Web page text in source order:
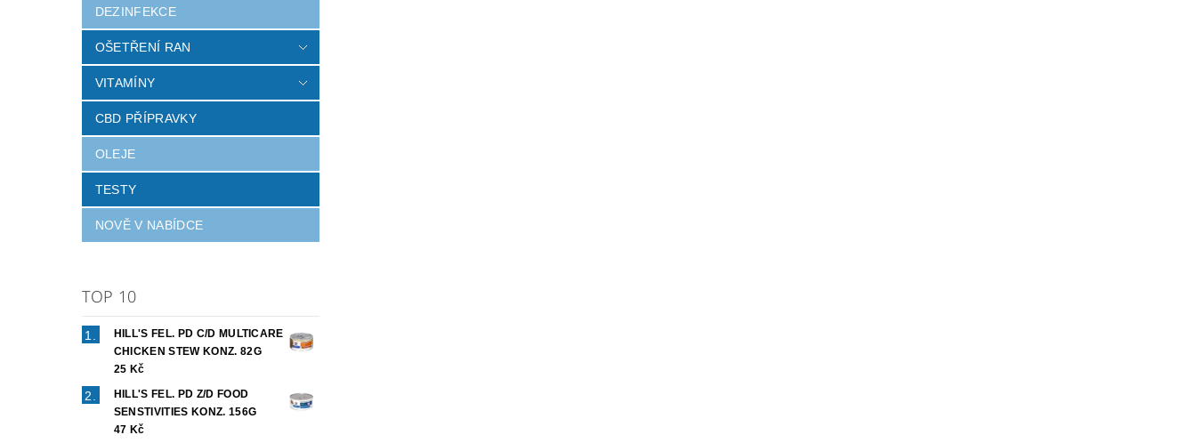
DEZINFEKCE
OŠETŘENÍ RAN
VITAMÍNY
CBD PŘÍPRAVKY
OLEJE
TESTY
NOVĚ V NABÍDCE
TOP 10
HILL'S FEL. PD C/D MULTICARE
CHICKEN STEW KONZ. 82G
25 Kč
HILL'S FEL. PD Z/D FOOD
SENSTIVITIES KONZ. 156G
47 Kč